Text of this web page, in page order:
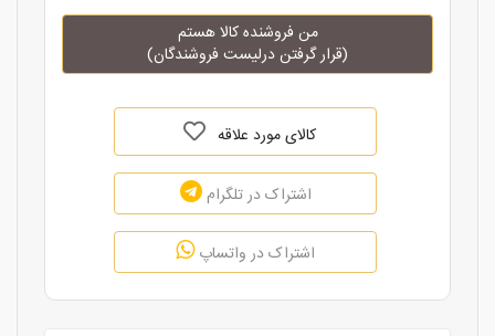
من فروشنده کالا هستم
(قرار گرفتن درلیست فروشندگان)
کالای مورد علاقه
اشتراک در تلگرام
اشتراک در واتساپ